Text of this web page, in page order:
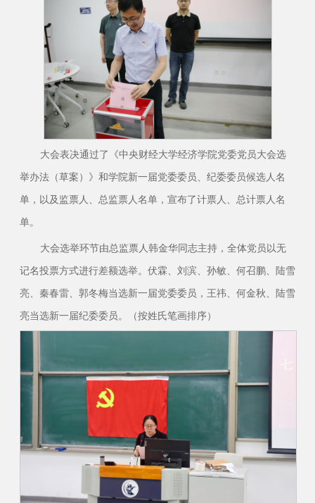
大会表决通过了《中央财经大学经济学院党委党员大会选
举办法（草案）》和学院新一届党委委员、纪委委员候选人名
单，以及监票人、总监票人名单，宣布了计票人、总计票人名
单。
大会选举环节由总监票人韩金华同志主持，全体党员以无
记名投票方式进行差额选举。伏霖、刘滨、孙敏、何召鹏、陆雪
亮、秦春雷、郭冬梅当选新一届党委委员，王祎、何金秋、陆雪
亮当选新一届纪委委员。（按姓氏笔画排序）